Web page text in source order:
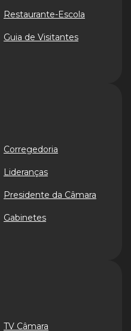
Restaurante-Escola
Guia de Visitantes
Corregedoria
Lideranças
Presidente da Câmara
Gabinetes
TV Câmara